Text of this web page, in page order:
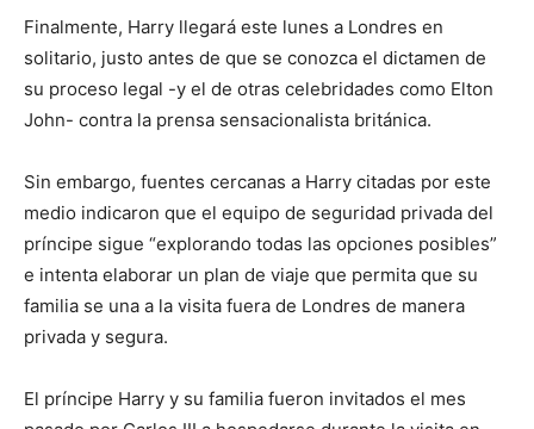
Finalmente, Harry llegará este lunes a Londres en
solitario, justo antes de que se conozca el dictamen de
su proceso legal -y el de otras celebridades como Elton
John- contra la prensa sensacionalista británica.
Sin embargo, fuentes cercanas a Harry citadas por este
medio indicaron que el equipo de seguridad privada del
príncipe sigue “explorando todas las opciones posibles”
e intenta elaborar un plan de viaje que permita que su
familia se una a la visita fuera de Londres de manera
privada y segura.
El príncipe Harry y su familia fueron invitados el mes